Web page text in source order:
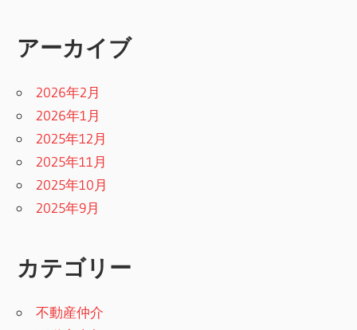
アーカイブ
2026年2月
2026年1月
2025年12月
2025年11月
2025年10月
2025年9月
カテゴリー
不動産仲介